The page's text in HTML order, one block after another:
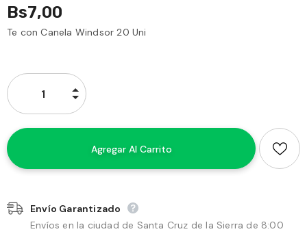
Bs7,00
Te con Canela Windsor 20 Uni
Envío Garantizado
Envíos en la ciudad de Santa Cruz de la Sierra de 8:00